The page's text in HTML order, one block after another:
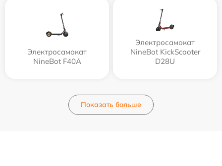
Электросамокат
NineBot F40A
Электросамокат
NineBot KickScooter
D28U
Показать больше